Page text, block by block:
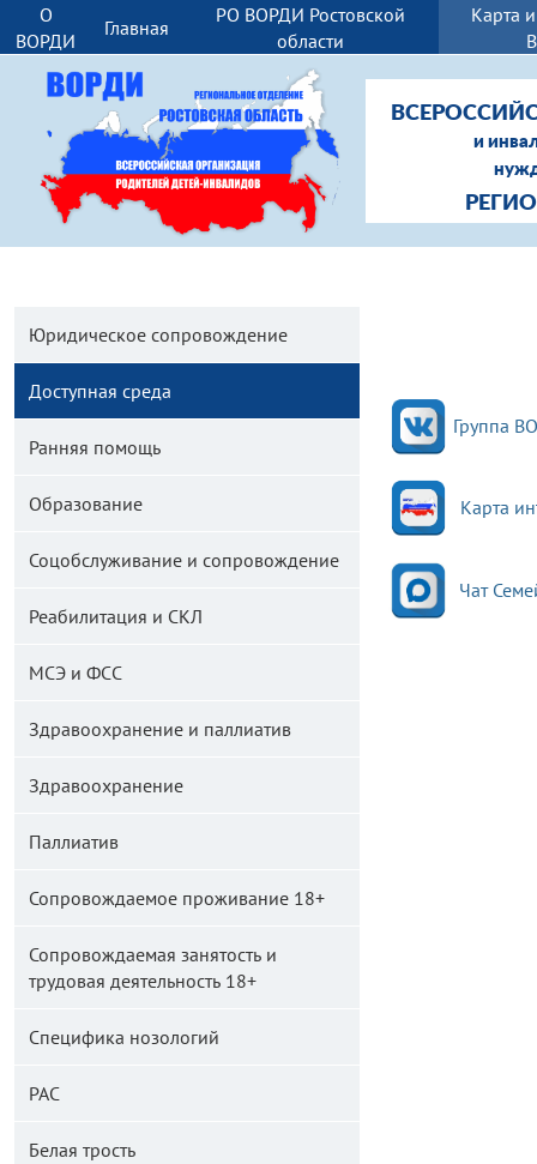
О
ВОРДИ
Главная
РО ВОРДИ Ростовской
области
Карта
и
Юридическое сопровождение
Доступная среда
Ранняя помощь
Образование
Соцобслуживание и сопровождение
Реабилитация и СКЛ
МСЭ и ФСС
Здравоохранение и паллиатив
Здравоохранение
Паллиатив
Сопровождаемое проживание 18+
Сопровождаемая занятость и
трудовая деятельность 18+
Специфика нозологий
РАС
Белая трость
Группа
Карта
Чат